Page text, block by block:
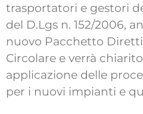
trasportatori e gestori
del D.Lgs n. 152/2006,
nuovo Pacchetto
Circolare e verrà
applicazione delle
per i nuovi impianti e